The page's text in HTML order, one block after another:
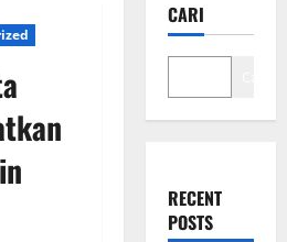
CARI
RECENT
POSTS